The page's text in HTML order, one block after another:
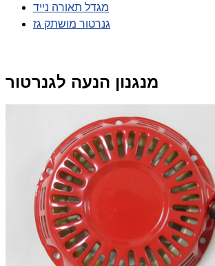
מגדל תאורה נייד
גנרטור מושתק גז
מנגנון הנעה לגנרטור